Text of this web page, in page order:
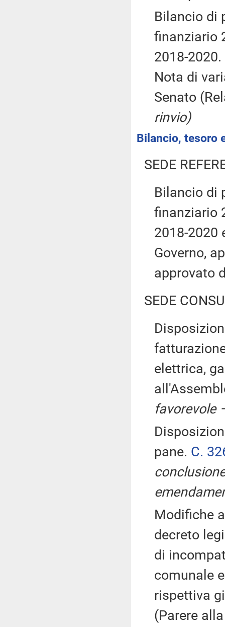
Bilancio di
finanziario
2018-2020.
Nota di
Senato
rinvio)
Bilancio, tesoro
SEDE
Bilancio di
finanziario
2018-2020
Governo,
approvato
SEDE
elettrica,
favorevole
pane. C.
Modifiche
decreto
di
comunale
rispettiva
(Parere